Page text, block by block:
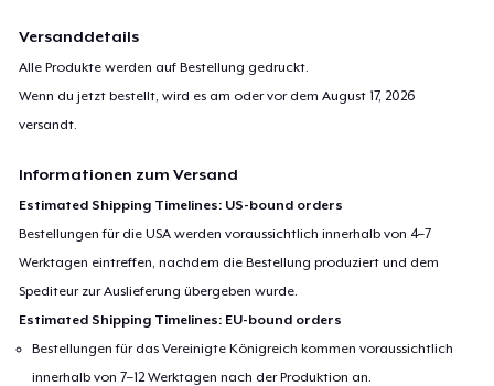
Versanddetails
Alle Produkte werden auf Bestellung gedruckt.
Wenn du jetzt bestellt, wird es am oder vor demAugust 17, 2026
versandt.
Informationen zum Versand
Estimated Shipping Timelines: US-bound orders
Bestellungen für die USA werden voraussichtlich innerhalb von 4–7
Werktagen eintreffen, nachdem die Bestellung produziert und dem
Spediteur zur Auslieferung übergeben wurde.
Estimated Shipping Timelines: EU-bound orders
Bestellungen für das Vereinigte Königreich kommen voraussichtlich
innerhalb von 7–12 Werktagen nach der Produktion an.